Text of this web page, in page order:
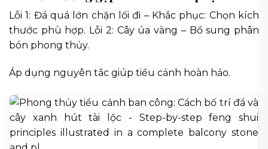
Lỗi 1: Đá quá lớn chặn lối đi – Khắc phục: Chọn kích
thước phù hợp. Lỗi 2: Cây úa vàng – Bổ sung phân
bón phong thủy.
Áp dụng nguyên tắc giúp tiểu cảnh hoàn hảo.